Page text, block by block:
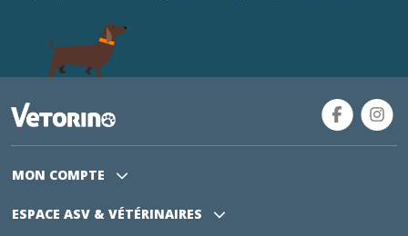
MON COMPTE
ESPACE ASV & VÉTÉRINAIRES